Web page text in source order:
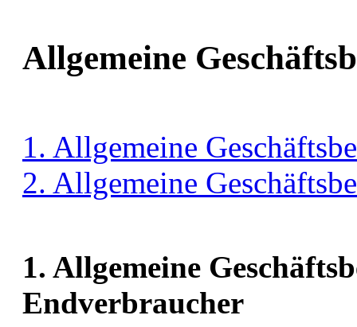
Allgemeine
1. Allgemeine
2. Allgemeine
1. Allgemeine
Endverbraucher